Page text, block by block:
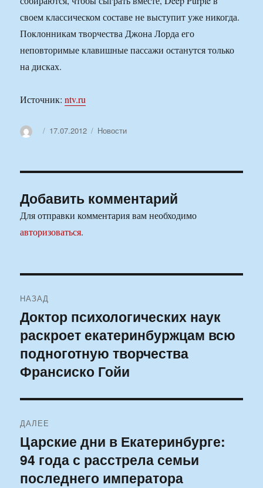
своем классическом составе не выступит уже никогда.
Поклонникам творчества Джона Лорда его
неповторимые клавишные пассажи останутся только
на дисках.
Источник:ntv.ru
АвторОпубликовано
17.07.2012 Рубрики
Новости
Добавить комментарий
Для отправки комментария вам необходимо
авторизоваться.
по
записям
НАЗАД
Предыдущая
запись:
Доктор психологических наук
раскроет екатеринбуржцам всю
подноготную творчества
Франсиско Гойи
ДАЛЕЕ
Следующая
запись:
Царские дни в Екатеринбурге:
94 года с расстрела семьи
последнего императора